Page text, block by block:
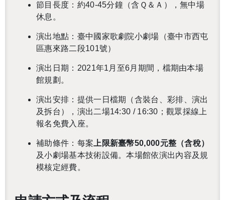
節目長度：約40-45分鐘（含Ｑ＆Ａ），無中場
休息。
演出地點：臺中國家歌劇院小劇場（臺中市西屯
區惠來路二段101號）
演出日期：2021年1月至6月期間，檔期由本場
館規劃。
演出安排：提供一日檔期（含裝台、彩排、演出
及拆台），演出二場14:30 / 16:30；觀眾採線上
報名免費入座。
補助條件：每案 上限新臺幣50,000元整（含稅）
及小劇場基本技術設備。本場館依演出內容及規
模核定經費。